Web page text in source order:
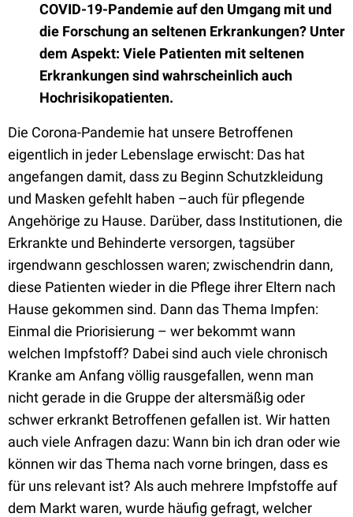
COVID-19-Pandemie auf den Umgang mit und
die Forschung an seltenen Erkrankungen? Unter
dem Aspekt: Viele Patienten mit seltenen
Erkrankungen sind wahrscheinlich auch
Hochrisikopatienten.
Die Corona-Pandemie hat unsere Betroffenen
eigentlich in jeder Lebenslage erwischt: Das hat
angefangen damit, dass zu Beginn Schutzkleidung
und Masken gefehlt haben –auch für pflegende
Angehörige zu Hause. Darüber, dass Institutionen, die
Erkrankte und Behinderte versorgen, tagsüber
irgendwann geschlossen waren; zwischendrin dann,
diese Patienten wieder in die Pflege ihrer Eltern nach
Hause gekommen sind. Dann das Thema Impfen:
Einmal die Priorisierung – wer bekommt wann
welchen Impfstoff? Dabei sind auch viele chronisch
Kranke am Anfang völlig rausgefallen, wenn man
nicht gerade in die Gruppe der altersmäßig oder
schwer erkrankt Betroffenen gefallen ist. Wir hatten
auch viele Anfragen dazu: Wann bin ich dran oder wie
können wir das Thema nach vorne bringen, dass es
für uns relevant ist? Als auch mehrere Impfstoffe auf
dem Markt waren, wurde häufig gefragt, welcher